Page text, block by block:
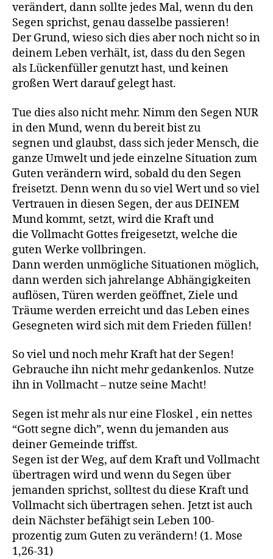
verändert, dann sollte jedes Mal, wenn du den
Segen sprichst, genau dasselbe passieren!
Der Grund, wieso sich dies aber noch nicht so in
deinem Leben verhält, ist, dass du den Segen
als Lückenfüller genutzt hast, und keinen
großen Wert darauf gelegt hast.
Tue dies also nicht mehr. Nimm den Segen NUR
in den Mund, wenn du bereit bist zu
segnen und glaubst, dass sich jeder Mensch, die
ganze Umwelt und jede einzelne Situation zum
Guten verändern wird, sobald du den Segen
freisetzt. Denn wenn du so viel Wert und so viel
Vertrauen in diesen Segen, der aus DEINEM
Mund kommt, setzt, wird die Kraft und
die Vollmacht Gottes freigesetzt, welche die
guten Werke vollbringen.
Dann werden unmögliche Situationen möglich,
dann werden sich jahrelange Abhängigkeiten
auflösen, Türen werden geöffnet, Ziele und
Träume werden erreicht und das Leben eines
Gesegneten wird sich mit dem Frieden füllen!
So viel und noch mehr Kraft hat der Segen!
Gebrauche ihn nicht mehr gedankenlos. Nutze
ihn in Vollmacht – nutze seine Macht!
Segen ist mehr als nur eine Floskel , ein nettes
“Gott segne dich”, wenn du jemanden aus
deiner Gemeinde triffst.
Segen ist der Weg, auf dem Kraft und Vollmacht
übertragen wird und wenn du Segen über
jemanden sprichst, solltest du diese Kraft und
Vollmacht sich übertragen sehen. Jetzt ist auch
dein Nächster befähigt sein Leben 100-
prozentig zum Guten zu verändern! (1. Mose
1,26-31)